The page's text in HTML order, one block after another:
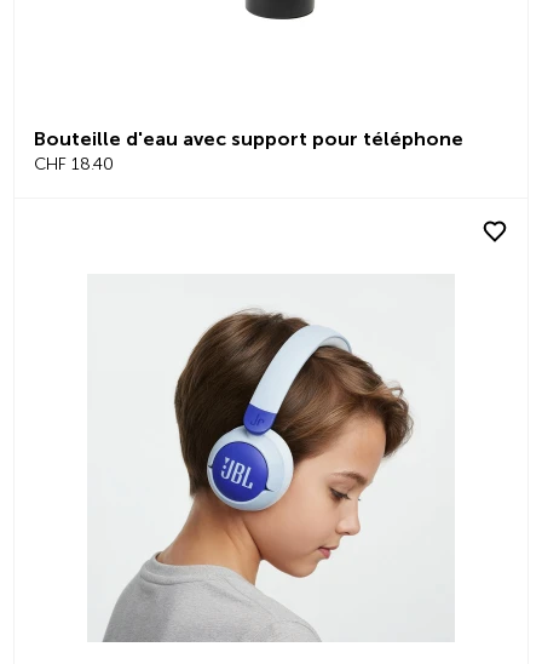
Bouteille d'eau avec support pour téléphone
CHF 18.40